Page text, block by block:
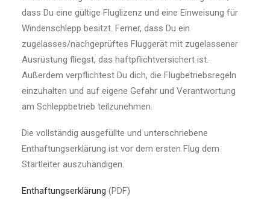
dass Du eine gültige Fluglizenz und eine Einweisung für
Windenschlepp besitzt. Ferner, dass Du ein
zugelasses/nachgeprüftes Fluggerät mit zugelassener
Ausrüstung fliegst, das haftpflichtversichert ist.
Außerdem verpflichtest Du dich, die Flugbetriebsregeln
einzuhalten und auf eigene Gefahr und Verantwortung
am Schleppbetrieb teilzunehmen.
Die vollständig ausgefüllte und unterschriebene
Enthaftungserklärung ist vor dem ersten Flug dem
Startleiter auszuhändigen.
Enthaftungserklärung (PDF)